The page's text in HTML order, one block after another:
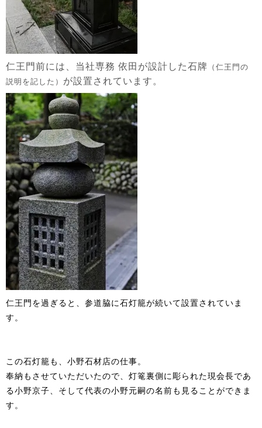
仁王門前には、当社専務 依田が設計した石牌 （仁王門の
説明を記した） が設置されています。
仁王門を過ぎると、参道脇に石灯籠が続いて設置されていま
す。
この石灯籠も、小野石材店の仕事。
奉納もさせていただいたので、灯篭裏側に彫られた現会長であ
る小野京子、そして代表の小野元嗣の名前も見ることができま
す。